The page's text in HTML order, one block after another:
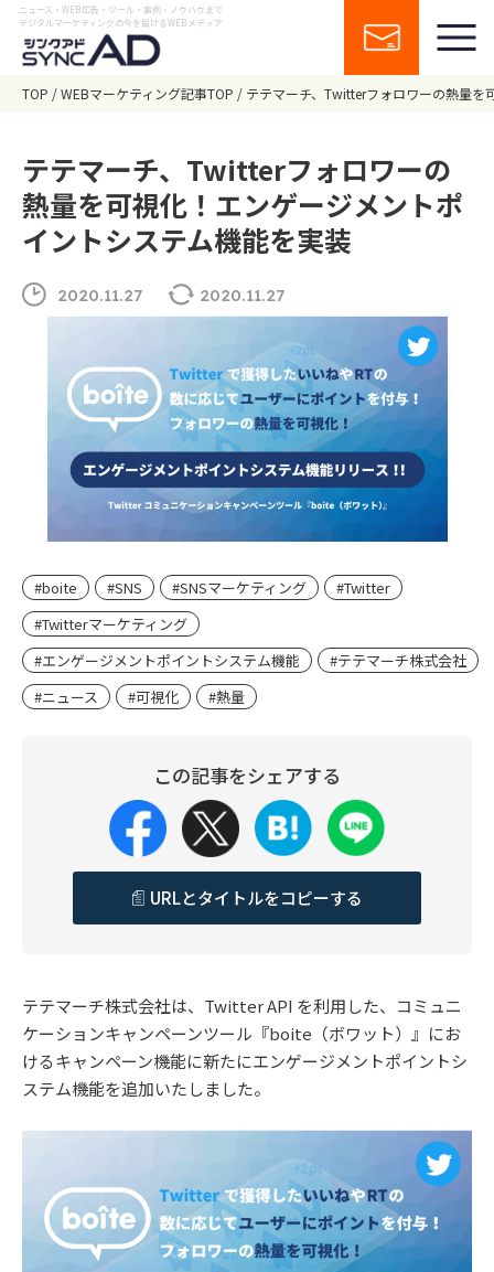
ニュース・WEB広告・ツール・事例・ノウハウまで
デジタルマーケティングの今を届けるWEBメディア
TOP WEBマーケティング記事TOP テテマーチ、Twitterフォロワーの熱量を
テテマーチ、Twitterフォロワーの
熱量を可視化！エンゲージメントポ
イントシステム機能を実装
2020.11.27 2020.11.27
#boite #SNS #SNSマーケティング
#Twitter
#Twitterマーケティング
#エンゲージメントポイントシステム機能
#テテマーチ株式会社
#ニュース
#可視化 #熱量
この記事をシェアする
URLとタイトルをコピーする
テテマーチ株式会社は、Twitter API を利用した、コミュニ
ケーションキャンペーンツール『boite（ボワット）』にお
けるキャンペーン機能に新たにエンゲージメントポイントシ
ステム機能を追加いたしました。